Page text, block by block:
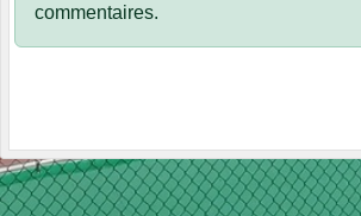
commentaires.